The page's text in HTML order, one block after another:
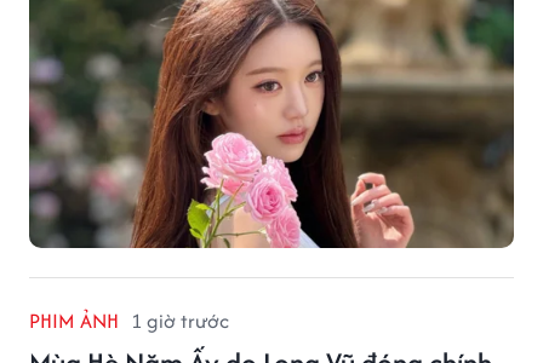
PHIM ẢNH 1 giờ trước